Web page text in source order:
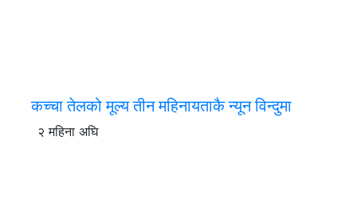
कच्चा तेलको मूल्य तीन महिनायताकै न्यून विन्दुमा
२ महिना अघि